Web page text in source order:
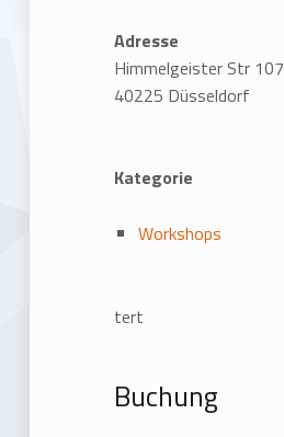
Adresse
Himmelgeister Str 107
40225 Düsseldorf
Kategorie
Workshops
tert
Buchung